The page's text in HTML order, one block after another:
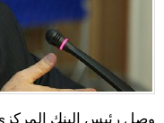
وصل رئيس البنك